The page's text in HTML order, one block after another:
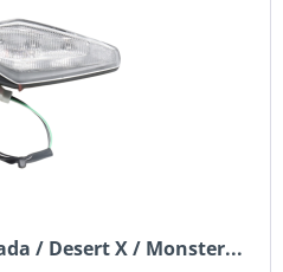
/ Desert X / Monster...